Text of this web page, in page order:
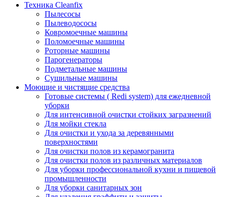
Техника Cleanfix
Пылесосы
Пылеводососы
Ковромоечные машины
Поломоечные машины
Роторные машины
Парогенераторы
Подметальные машины
Сушильные машины
Моющие и чистящие средства
Готовые системы ( Redi system) для ежедневной
уборки
Для интенсивной очистки стойких загразнений
Для мойки стекла
Для очистки и ухода за деревянными
поверхностями
Для очистки полов из керамогранита
Для очистки полов из различных материалов
Для уборки профессиональной кухни и пищевой
промышленности
Для уборки санитарных зон